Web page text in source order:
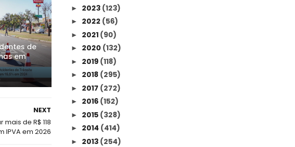
de
em
NEXT
de R$ 118
IPVA em 2026
► 2023 (123)
► 2022 (56)
► 2021 (90)
► 2020 (132)
► 2019 (118)
► 2018 (295)
► 2017 (272)
► 2016 (152)
► 2015 (328)
► 2014 (414)
► 2013 (254)